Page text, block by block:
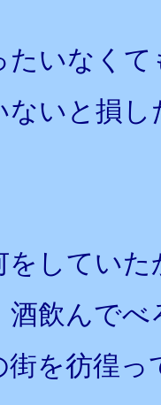
たいなく
ないと損
をしてい
酒飲んで
を彷徨